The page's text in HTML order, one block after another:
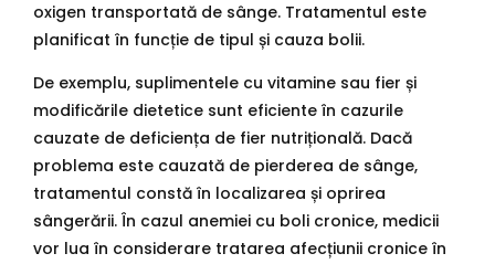
oxigen transportată de sânge. Tratamentul este
planificat în funcție de tipul și cauza bolii.
De exemplu, suplimentele cu vitamine sau fier și
modificările dietetice sunt eficiente în cazurile
cauzate de deficiența de fier nutrițională. Dacă
problema este cauzată de pierderea de sânge,
tratamentul constă în localizarea și oprirea
sângerării. În cazul anemiei cu boli cronice, medicii
vor lua în considerare tratarea afecțiunii cronice în